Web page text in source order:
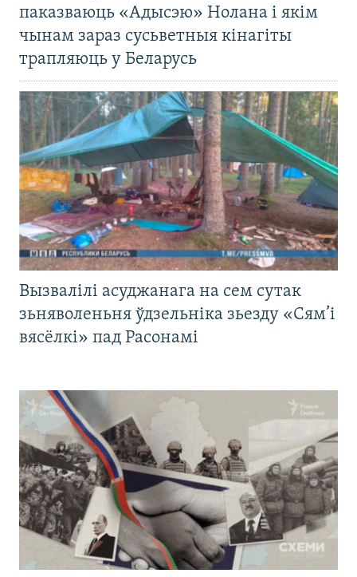
паказваюць «Адысэю» Нолана і якім
чынам зараз сусьветныя кінагіты
трапляюць у Беларусь
Вызвалілі асуджанага на сем сутак
зьняволеньня ўдзельніка зьезду «Сям’і
вясёлкі» пад Расонамі